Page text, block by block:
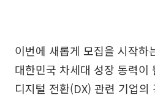
이번에 새롭게 모집을 시작하
대한민국 차세대 성장 동력이
디지털 전환(DX) 관련 기업